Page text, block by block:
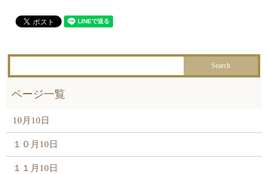
10月10日
１０月10日
１１月10日